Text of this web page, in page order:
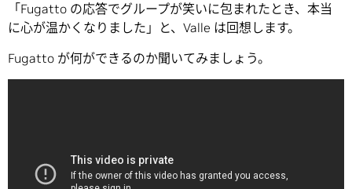
「Fugatto の応答でグループが笑いに包まれたとき、本当
に心が温かくなりました」と、Valle は回想します。
Fugatto が何ができるのか聞いてみましょう。